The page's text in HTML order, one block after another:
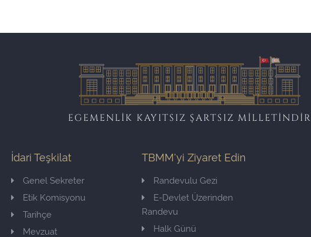
EGEMENLİK KAYITSIZ ŞARTSIZ MİLLETİNDİR
İdari Teşkilat
Genel Sekreter
Etik Komisyonu
Tarihçe
Mevzuat
TBMM'yi Ziyaret Edin
Randevulu Gezi
E-Devlet Üzerinden
Randevu
Halk Günü